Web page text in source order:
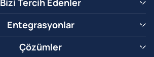
Bizi Tercih Edenler
Entegrasyonlar
Çözümler